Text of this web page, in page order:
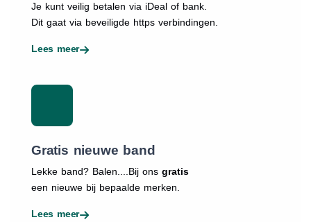
Je kunt veilig betalen via iDeal of bank.
Dit gaat via beveiligde https verbindingen.
Lees meer
Gratis nieuwe band
Lekke band? Balen....Bij ons gratis
een nieuwe bij bepaalde merken.
Lees meer